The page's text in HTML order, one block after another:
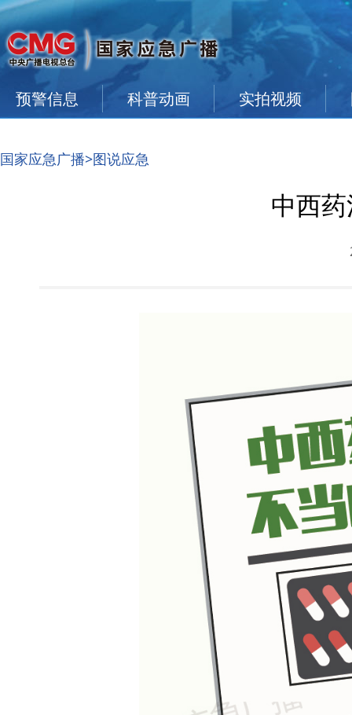
预警信息 科普动画 实拍视频
国家应急广播>图说应急
中西